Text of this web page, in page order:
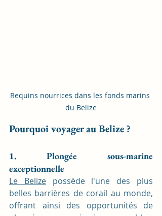
Requins nourrices dans les fonds marins
du Belize
Pourquoi voyager au Belize ?
1. Plongée sous-marine
exceptionnelle
Le Belize possède l'une des plus
belles barrières de corail au monde,
offrant ainsi des opportunités de